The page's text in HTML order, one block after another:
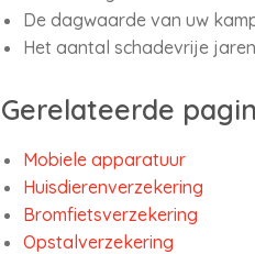
De dagwaarde van uw
Het aantal schadevrije jaren
Gerelateerde
Mobiele apparatuur
Huisdierenverzekering
Bromfietsverzekering
Opstalverzekering